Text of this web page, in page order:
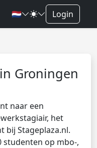
🇳🇱 Login
Groningen
naar een
het
bij Stageplaza.nl.
studenten op mbo-,